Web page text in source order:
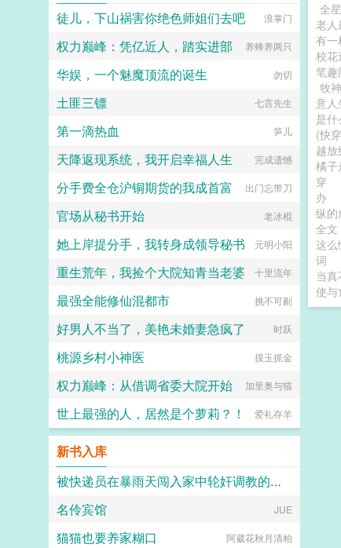
全
老
有一
校花
笔趣
牧
意人
是什
(快
越
橘子
穿
办
纵的
全文
这么
词
当真
使与
徒儿，下山祸害你绝色师姐们去吧
浪掌门
权力巅峰：凭亿近人，踏实进部 养蜂养两只
华娱，一个魅魔顶流的诞生 勿切
土匪三镖 七言先生
第一滴热血 笋儿
天降返现系统，我开启幸福人生 完成遗憾
分手费全仓沪铜期货的我成首富 出门忘带刀
官场从秘书开始 老冰棍
她上岸提分手，我转身成领导秘书 元明小阳
重生荒年，我捡个大院知青当老婆 十里流年
最强全能修仙混都市 挑不可剔
好男人不当了，美艳未婚妻急疯了 时跃
桃源乡村小神医 摸玉抓金
权力巅峰：从借调省委大院开始 加里奥与猫
世上最强的人，居然是个萝莉？！ 爱礼存羊
新书入库
被快递员在暴雨天闯入家中轮奸调教的高冷绝美母亲
张小凡
名伶宾馆 JUE
猫猫也要养家糊口 阿葳花秋月清柏